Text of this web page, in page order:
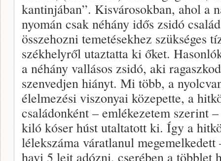
kantinjában”. Kisvárosokban, ahol a
nyomán csak néhány idős zsidó
összehozni temetésekhez szükséges
székhelyről utaztatta ki őket.
a néhány vallásos zsidó, aki
szenvedjen hiányt. Mi több, a
élelmezési viszonyai közepette, a
családonként – emlékezetem szerint
kiló kóser húst utaltatott ki. Így a
lélekszáma váratlanul
havi 5 lejt adózni, cserében a többlet